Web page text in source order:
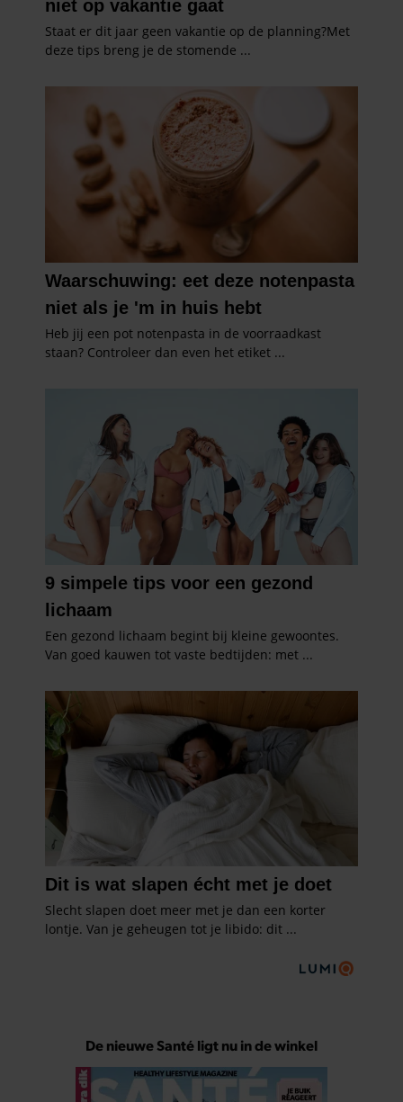
gebruiken.
De nieuwe Santé ligt nu in de winkel